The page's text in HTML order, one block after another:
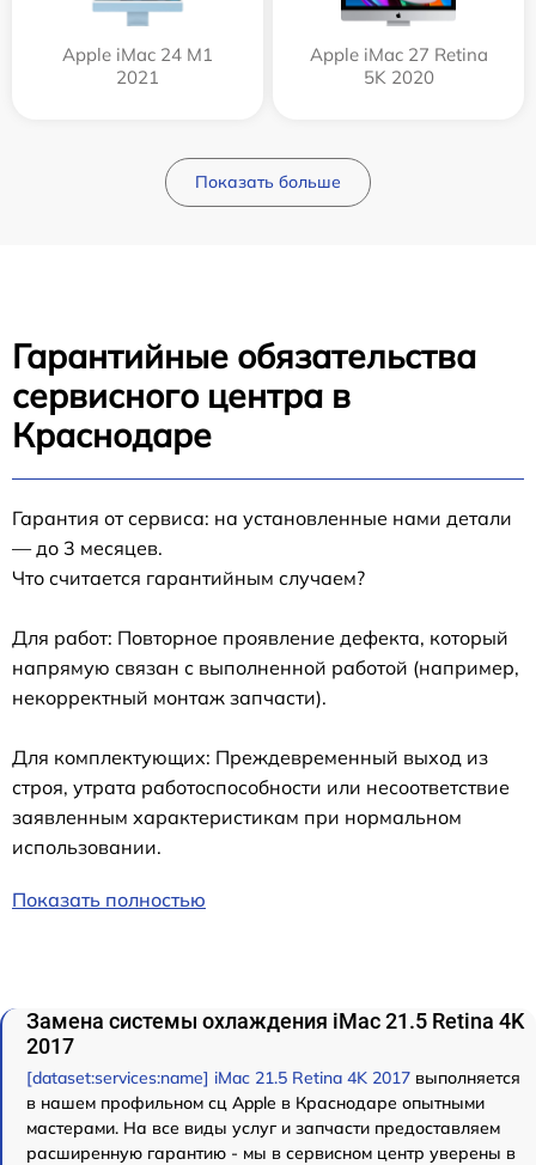
Apple iMac 24 M1
2021
Apple iMac 27 Retina
5K 2020
Показать больше
Гарантийные обязательства
сервисного центра в
Краснодаре
Гарантия от сервиса: на установленные нами детали
— до 3 месяцев.
Что считается гарантийным случаем?
Для работ: Повторное проявление дефекта, который
напрямую связан с выполненной работой (например,
некорректный монтаж запчасти).
Для комплектующих: Преждевременный выход из
строя, утрата работоспособности или несоответствие
заявленным характеристикам при нормальном
использовании.
Показать полностью
Замена системы охлаждения iMac 21.5 Retina 4K
2017
[dataset:services:name] iMac 21.5 Retina 4K 2017 выполняется
в нашем профильном сц Apple в Краснодаре опытными
мастерами. На все виды услуг и запчасти предоставляем
расширенную гарантию - мы в сервисном центр уверены в